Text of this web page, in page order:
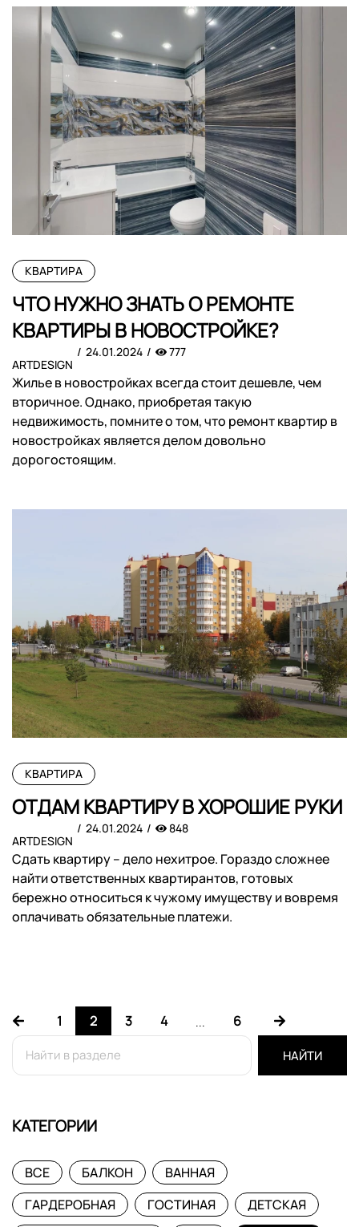
КВАРТИРА
ЧТО НУЖНО ЗНАТЬ О РЕМОНТЕ
КВАРТИРЫ В НОВОСТРОЙКЕ?
ARTDESIGN
24.01.2024 777
Жилье в новостройках всегда стоит дешевле, чем
вторичное. Однако, приобретая такую
недвижимость, помните о том, что ремонт квартир в
новостройках является делом довольно
дорогостоящим.
КВАРТИРА
ОТДАМ КВАРТИРУ В ХОРОШИЕ РУКИ
ARTDESIGN
24.01.2024 848
Сдать квартиру – дело нехитрое. Гораздо сложнее
найти ответственных квартирантов, готовых
бережно относиться к чужому имуществу и вовремя
оплачивать обязательные платежи.
1 2 3 4 ... 6
НАЙТИ
КАТЕГОРИИ
ВСЕ БАЛКОН
ВАННАЯ
ГАРДЕРОБНАЯ
ГОСТИНАЯ
ДЕТСКАЯ